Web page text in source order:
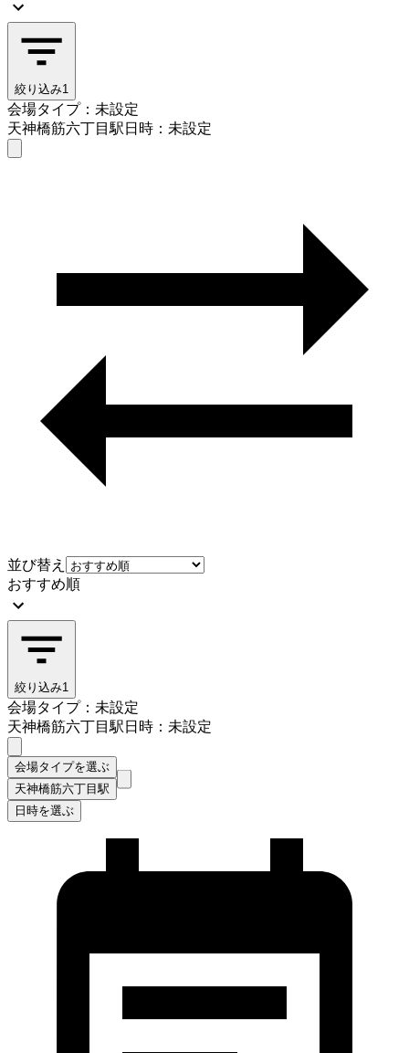
絞り込み1
会場タイプ：未設定
天神橋筋六丁目駅日時：未設定
並び替え
おすすめ順
絞り込み1
会場タイプ：未設定
天神橋筋六丁目駅日時：未設定
会場タイプを選ぶ
天神橋筋六丁目駅
日時を選ぶ